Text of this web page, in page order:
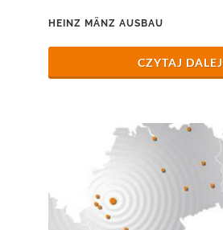
HEINZ MÄNZ AUSBAU
CZYTAJ DALEJ